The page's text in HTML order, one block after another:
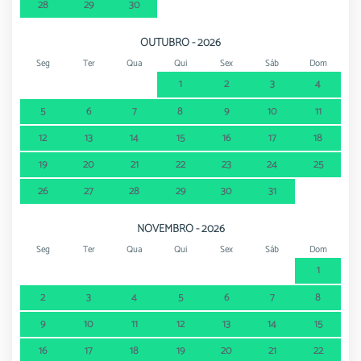
28
29 30
OUTUBRO - 2026
Seg Ter Qua Qui Sex Sáb Dom
1 2 3
4
5
6 7 8 9 10
11
12
13 14 15 16 17
18
19
20 21 22 23 24
25
26
27 28 29 30 31
NOVEMBRO - 2026
Seg Ter Qua Qui Sex Sáb Dom
1
2
3 4 5 6 7
8
9
10 11 12 13 14
15
16
17 18 19 20 21 22